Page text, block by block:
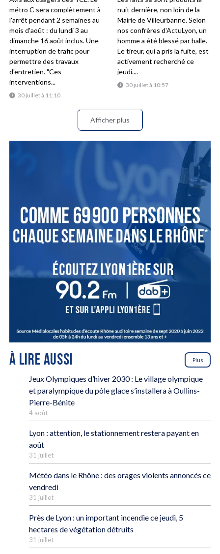
30 juillet à 11:10
métro C sera complètement à
l'arrêt pendant 2 semaines au
mois d'août : du lundi 3 au
dimanche 16 août inclus. Une
interruption de trafic pour
permettre des travaux
d'entretien. "Ces
interventions...
30 juillet à 10:57
nuit dernière, non loin de la
Mairie de Villeurbanne. Selon
nos confrères d'ActuLyon, un
homme a été blessé par balle.
Le tireur, qui a pris la fuite, est
activement recherché ce
jeudi....
Afficher plus
À LIRE AUSSI Plus
Jeux Olympiques d’hiver 2030 : Le village olympique
et paralympique du pôle glace s’installera à Oullins-
Pierre-Bénite
4 août
Lyon : attention, le stationnement restera payant en
août
31 juillet
Météo dans le Rhône : des orages violents annoncés ce
vendredi
31 juillet
Près de Lyon : un important incendie ce jeudi, 5
hectares de végétation détruits
31 juillet